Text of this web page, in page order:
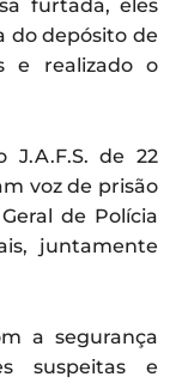
furtada, eles
do depósito de
e realizado o
J.A.F.S. de 22
voz de prisão
de Polícia
juntamente
a segurança
suspeitas e